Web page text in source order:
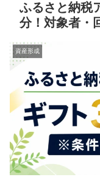
ふるさと納税
分！対象者・
資産形成